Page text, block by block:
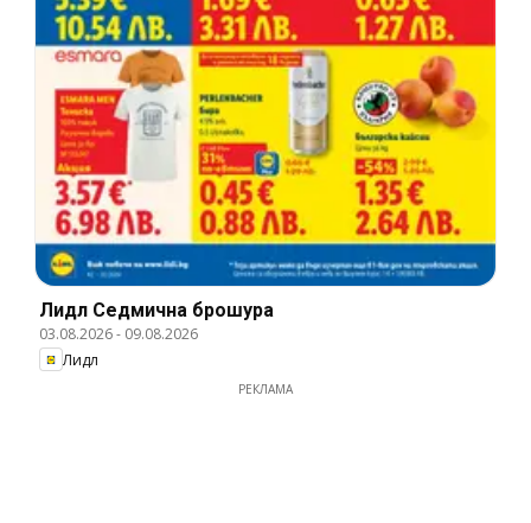
Лидл Cедмична брошура
03.08.2026- 09.08.2026
Лидл
РЕКЛАМА